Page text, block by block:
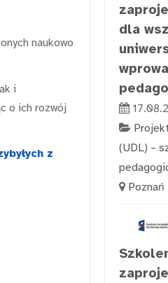
naukowo
i
o ich rozwój
z
dla
(UDL) –
Poznań